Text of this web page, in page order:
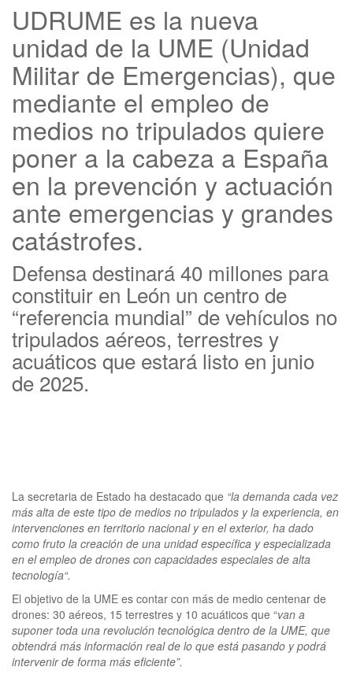
UDRUME es la nueva
unidad de la UME (Unidad
Militar de Emergencias), que
mediante el empleo de
medios no tripulados quiere
poner a la cabeza a España
en la prevención y actuación
ante emergencias y grandes
catástrofes.
Defensa destinará 40 millones para
constituir en León un centro de
“referencia mundial” de vehículos no
tripulados aéreos, terrestres y
acuáticos que estará listo en junio
de 2025.
La secretaria de Estado ha destacado que “la demanda cada vez
más alta de este tipo de medios no tripulados y la experiencia, en
intervenciones en territorio nacional y en el exterior, ha dado
como fruto la creación de una unidad específica y especializada
en el empleo de drones con capacidades especiales de alta
tecnología“.
El objetivo de la UME es contar con más de medio centenar de
drones: 30 aéreos, 15 terrestres y 10 acuáticos que “van a
suponer toda una revolución tecnológica dentro de la UME, que
obtendrá más información real de lo que está pasando y podrá
intervenir de forma más eficiente”.